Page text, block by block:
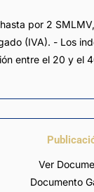
por 2
(IVA). - Los
entre el 20 y el
Ver
Documento